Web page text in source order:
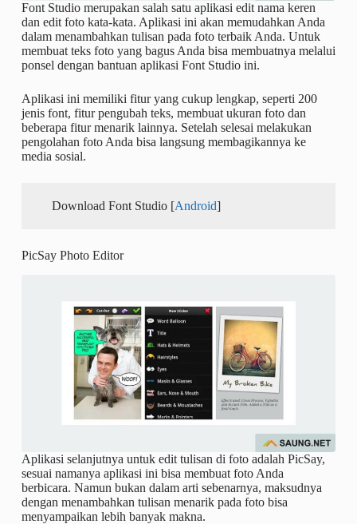
Font Studio merupakan salah satu aplikasi edit nama keren
dan edit foto kata-kata. Aplikasi ini akan memudahkan Anda
dalam menambahkan tulisan pada foto terbaik Anda. Untuk
membuat teks foto yang bagus Anda bisa membuatnya melalui
ponsel dengan bantuan aplikasi Font Studio ini.
Aplikasi ini memiliki fitur yang cukup lengkap, seperti 200
jenis font, fitur pengubah teks, membuat ukuran foto dan
beberapa fitur menarik lainnya. Setelah selesai melakukan
pengolahan foto Anda bisa langsung membagikannya ke
media sosial.
Download Font Studio [Android]
PicSay Photo Editor
Aplikasi selanjutnya untuk edit tulisan di foto adalah PicSay,
sesuai namanya aplikasi ini bisa membuat foto Anda
berbicara. Namun bukan dalam arti sebenarnya, maksudnya
dengan menambahkan tulisan menarik pada foto bisa
menyampaikan lebih banyak makna.